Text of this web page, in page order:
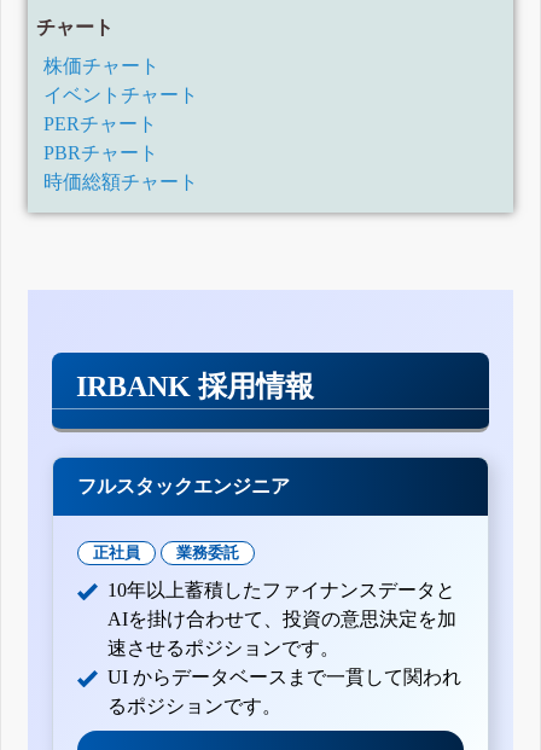
チャート
株価チャート
イベントチャート
PERチャート
PBRチャート
時価総額チャート
IRBANK 採用情報
フルスタックエンジニア
正社員 業務委託
10年以上蓄積したファイナンスデータと
AIを掛け合わせて、投資の意思決定を加
速させるポジションです。
UI からデータベースまで一貫して関われ
るポジションです。